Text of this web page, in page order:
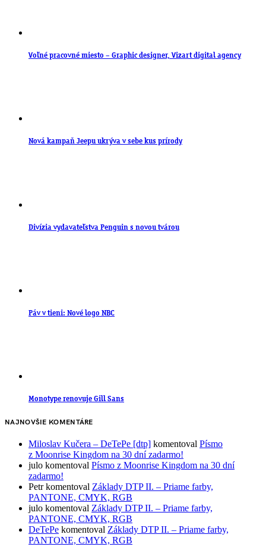
Voľné pracovné miesto – Graphic designer, Vizart digital agency
Nová kampaň Jeepu ukrýva v sebe kus prírody
Divízia vydavateľstva Penguin s novou tvárou
Páv v tieni: Nové logo NBC
Monotype renovuje Gill Sans
NAJNOVŠIE KOMENTÁRE
Miloslav Kučera – DeTePe [dtp] komentoval Písmo
z Moonrise Kingdom na 30 dní zadarmo!
julo komentoval Písmo z Moonrise Kingdom na 30 dní
zadarmo!
Petrkomentoval Základy DTP II. – Priame farby,
PANTONE, CMYK, RGB
julo komentoval Základy DTP II. – Priame farby,
PANTONE, CMYK, RGB
DeTePe komentoval Základy DTP II. – Priame farby,
PANTONE, CMYK, RGB